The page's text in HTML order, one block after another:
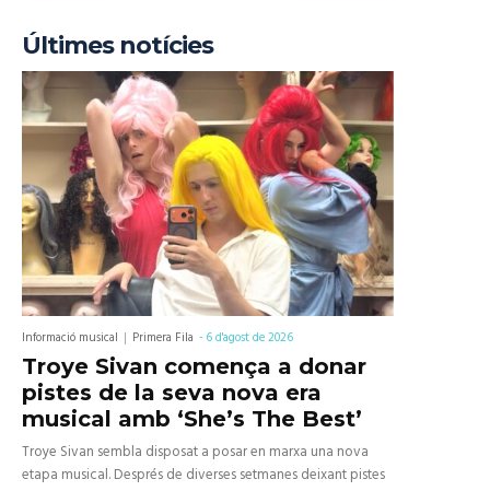
Últimes notícies
Informació musical Primera Fila -6 d'agost de 2026
Troye Sivan comença a donar
pistes de la seva nova era
musical amb ‘She’s The Best’
Troye Sivan sembla disposat a posar en marxa una nova
etapa musical. Després de diverses setmanes deixant pistes